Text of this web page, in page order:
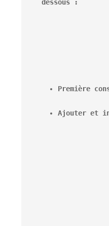
dessous :
Première
Ajouter et